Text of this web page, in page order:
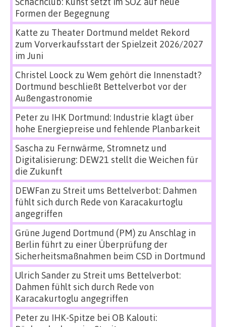
Formen der Begegnung
Katte zu Theater Dortmund meldet Rekord
zum Vorverkaufsstart der Spielzeit 2026/2027
im Juni
Christel Loock zu Wem gehört die Innenstadt?
Dortmund beschließt Bettelverbot vor der
Außengastronomie
Peterzu IHK Dortmund: Industrie klagt über
hohe Energiepreise und fehlende Planbarkeit
Sascha zu Fernwärme, Stromnetz und
Digitalisierung: DEW21 stellt die Weichen für
die Zukunft
DEWFan zu Streit ums Bettelverbot: Dahmen
fühlt sich durch Rede von Karacakurtoglu
angegriffen
Grüne Jugend Dortmund (PM) zu Anschlag in
Berlin führt zu einer Überprüfung der
Sicherheitsmaßnahmen beim CSD in Dortmund
Ulrich Sanderzu Streit ums Bettelverbot:
Dahmen fühlt sich durch Rede von
Karacakurtoglu angegriffen
Peterzu IHK-Spitze bei OB Kalouti: